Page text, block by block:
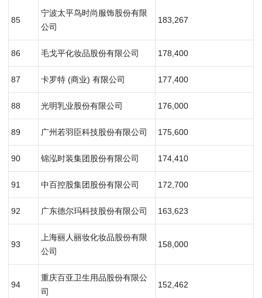
85
宁波太平鸟时尚服饰股份有限
公司
183,267
86 毛戈平化妆品股份有限公司 178,400
87 卡罗特 (商业) 有限公司 177,400
88 光明乳业股份有限公司 176,000
89 广州若羽臣科技股份有限公司 175,600
90 锦泓时装集团股份有限公司 174,410
91 中百控股集团股份有限公司 172,700
92 广东德尔玛科技股份有限公司 163,623
93
上海丽人丽妆化妆品股份有限
公司
158,000
94
重庆百亚卫生用品股份有限公
司
152,462